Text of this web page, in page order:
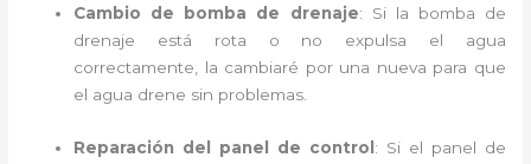
Cambio de bomba de drenaje: Si la bomba de
drenaje está rota o no expulsa el agua
correctamente, la cambiaré por una nueva para que
el agua drene sin problemas.
Reparación del panel de control : Si el panel de